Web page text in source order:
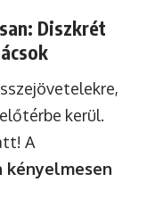
Diszkrét
kerül.
A
kényelmesen